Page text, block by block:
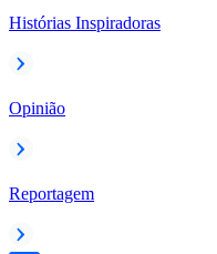
Histórias Inspiradoras
Opinião
Reportagem